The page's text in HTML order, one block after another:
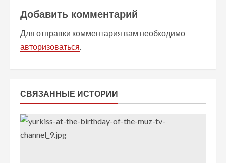
ж
и
ч
т
Добавить комментарий
Для отправки комментария вам необходимо
авторизоваться.
СВЯЗАННЫЕ ИСТОРИИ